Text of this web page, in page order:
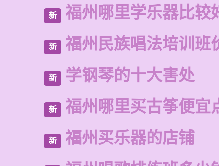
新 福州哪里学乐器比较
新 福州民族唱法培训班
新 学钢琴的十大害处
新 福州哪里买古筝便宜
新 福州买乐器的店铺